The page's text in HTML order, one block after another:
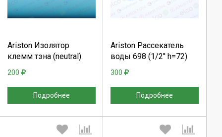
Ariston Изолятор
клемм тэна (neutral)
200
Подробнее
Отмена
Ariston Рассекатель
воды 698 (1/2'' h=72)
300
Подробнее
Отмена